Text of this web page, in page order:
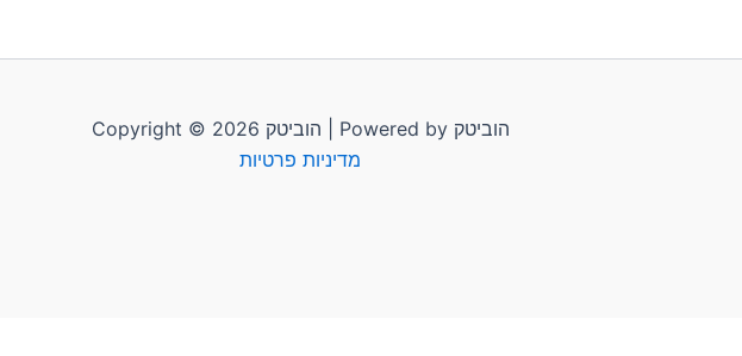
Copyright © 2026 הוביטק | Powered by הוביטק
מדיניות פרטיות